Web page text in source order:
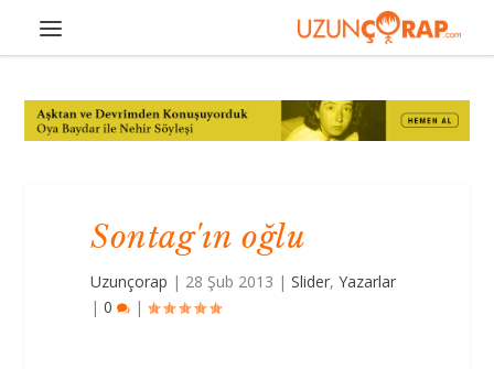
Sontag'ın oğlu
Uzunçorap | 28 Şub 2013 |Slider,Yazarlar
|0 |